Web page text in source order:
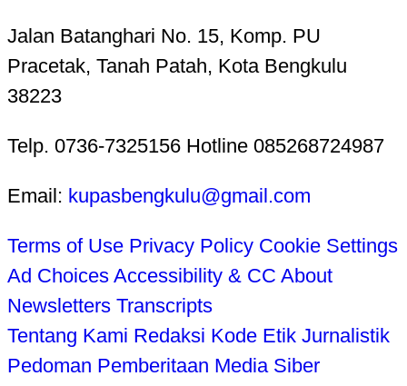
Jalan Batanghari No. 15, Komp. PU
Pracetak, Tanah Patah, Kota Bengkulu
38223
Telp. 0736-7325156 Hotline 085268724987
Email: kupasbengkulu@gmail.com
Terms of Use Privacy Policy Cookie Settings
Ad Choices Accessibility & CC About
Newsletters Transcripts
Tentang Kami Redaksi Kode Etik Jurnalistik
Pedoman Pemberitaan Media Siber